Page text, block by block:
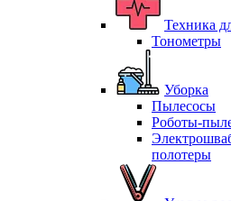
Техника
Тонометры
Уборка
Пылесосы
Роботы-
полотеры